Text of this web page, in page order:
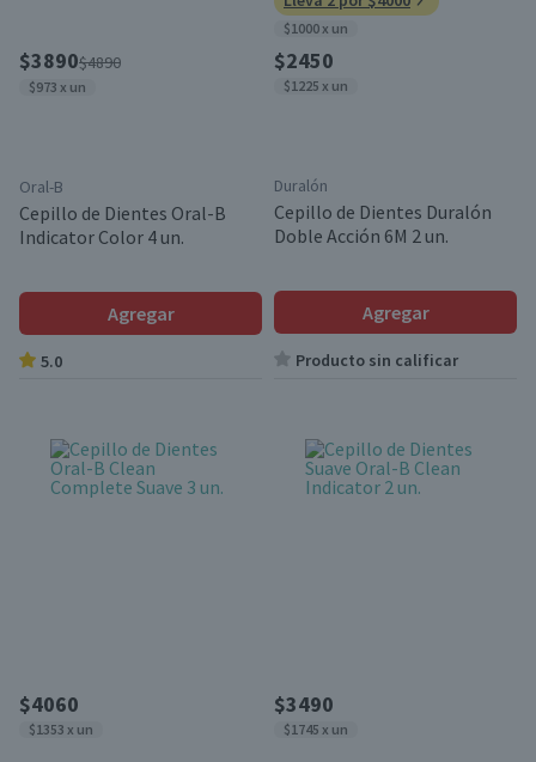
$3890$4890
$973 x un
Oral-B
Cepillo de Dientes Oral-B
Indicator Color 4 un.
Agregar
5.0
$1000 x un
$2450
$1225 x un
Duralón
Cepillo de Dientes Duralón
Doble Acción 6M 2 un.
Agregar
Producto sin calificar
$4060
$1353 x un
$3490
$1745 x un